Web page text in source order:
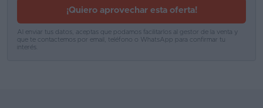
Favoritos
¡Quiero aprovechar esta oferta!
Al enviar tus datos, aceptas que podamos facilitarlos al gestor de la venta y
que te contactemos por email, teléfono o WhatsApp para confirmar tu
interés.